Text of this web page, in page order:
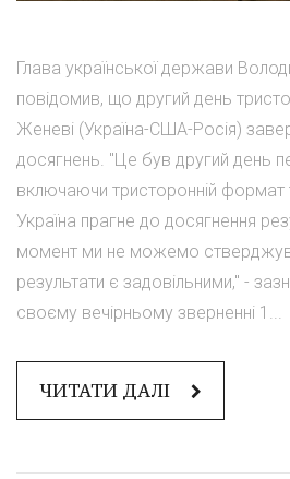
Глава української держави
повідомив, що другий день
Женеві (Україна-США-Росія)
досягнень. "Це був другий день
включаючи тристоронній формат
Україна прагне до досягнення
момент ми не можемо
результати є задовільними," -
своєму вечірньому зверненні 1...
ЧИТАТИ ДАЛІ